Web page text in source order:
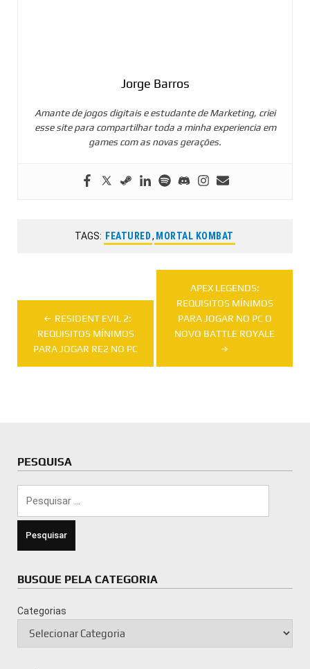
Jorge Barros
Amante de jogos digitais e estudante de Marketing, criei
esse site para compartilhar toda a minha experiencia em
games com as novas gerações.
TAGS: FEATURED , MORTAL KOMBAT
de
Post
RESIDENT EVIL 2:
REQUISITOS MÍNIMOS
PARA JOGAR RE2 NO PC
APEX LEGENDS:
REQUISITOS MÍNIMOS
PARA JOGAR NO PC O
NOVO BATTLE ROYALE
PESQUISA
BUSQUE PELA CATEGORIA
Categorias